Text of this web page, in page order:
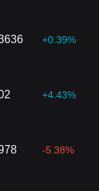
+0.39%
+4.43%
-5.38%